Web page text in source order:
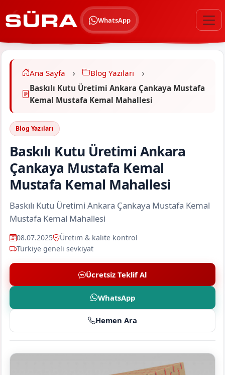
WhatsApp
Ana Sayfa
Blog Yazıları
Baskılı Kutu Üretimi Ankara Çankaya Mustafa
Kemal Mustafa Kemal Mahallesi
Blog Yazıları
Baskılı Kutu Üretimi Ankara
Çankaya Mustafa Kemal
Mustafa Kemal Mahallesi
Baskılı Kutu Üretimi Ankara Çankaya Mustafa Kemal
Mustafa Kemal Mahallesi
08.07.2025
Üretim & kalite kontrol
Türkiye geneli sevkiyat
Ücretsiz Teklif Al
WhatsApp
Hemen Ara